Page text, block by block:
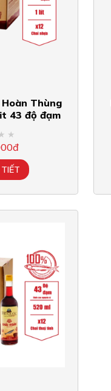
Thùng
43 độ đạm